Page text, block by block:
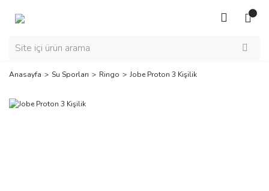
Anasayfa Su Sporları Ringo Jobe Proton 3 Kişilik